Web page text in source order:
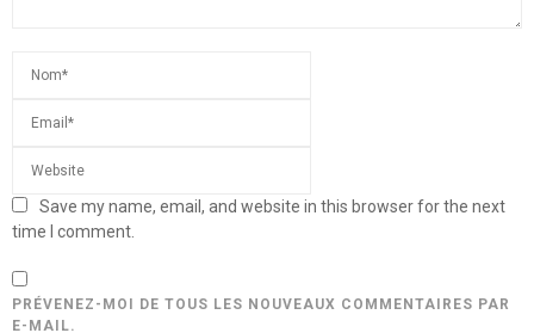
Save my name, email, and website in this browser for the next
time I comment.
PRÉVENEZ-MOI DE TOUS LES NOUVEAUX COMMENTAIRES PAR
E-MAIL.